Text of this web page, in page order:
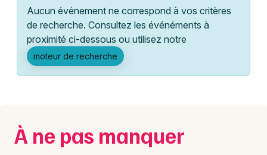
Activité & Expérience
Manifestations
Foires & salons
Concerts
Lyon
Marseille
Mulhouse
Nice
Aucun événement ne correspond à vos critères
de recherche. Consultez les événéments à
proximité ci-dessous ou utilisez notre
moteur de recherche
À ne pas manquer